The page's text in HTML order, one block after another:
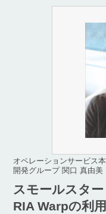
オペレーションサービス
開発グループ 関口 真由美
スモールスタ
RIA Warpの利